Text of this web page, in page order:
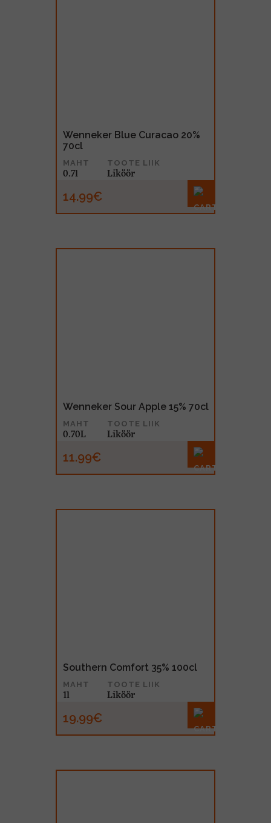
Wenneker Blue Curacao 20%
70cl
MAHT
0.7l
TOOTE LIIK
Liköör
14.99€
Wenneker Sour Apple 15% 70cl
MAHT
0.70L
TOOTE LIIK
Liköör
11.99€
Southern Comfort 35% 100cl
MAHT
1l
TOOTE LIIK
Liköör
19.99€